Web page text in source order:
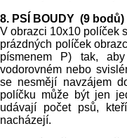
8. PSÍ BOUDY (9 bodů)
V obrazci 10x10 políček
prázdných políček
písmenem P) tak,
vodorovném nebo
se nesmějí navzájem
políčku může být jen
udávají počet psů,
nacházejí.